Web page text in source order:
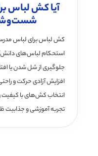
آیا کش لباس
کش لباس برای لباس
استحکام لباس‌های
جلوگیری از شل شدن یا
افزایش آزادی حرکت و
انتخاب کش‌های با کیفیت
تجربه آموزشی و